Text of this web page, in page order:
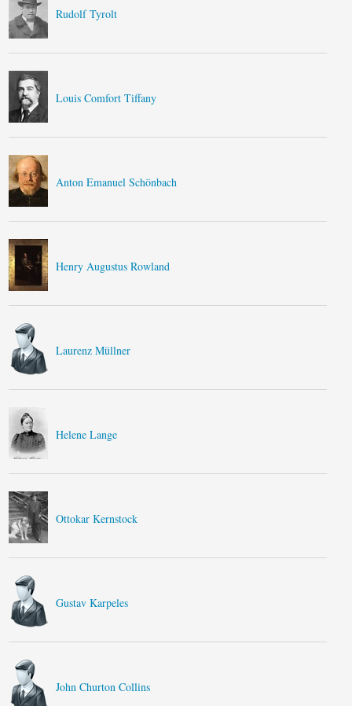
Rudolf Tyrolt
Louis Comfort Tiffany
Anton Emanuel Schönbach
Henry Augustus Rowland
Laurenz Müllner
Helene Lange
Ottokar Kernstock
Gustav Karpeles
John Churton Collins